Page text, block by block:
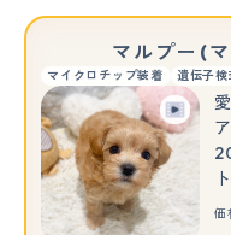
マルプー(
マイクロチップ装着 遺伝子
価